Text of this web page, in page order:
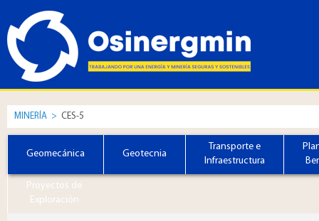
MINERÍA > CES-5
Geomecánica Geotecnia
Transporte e
Infraestructura
Proyectos de
Exploración